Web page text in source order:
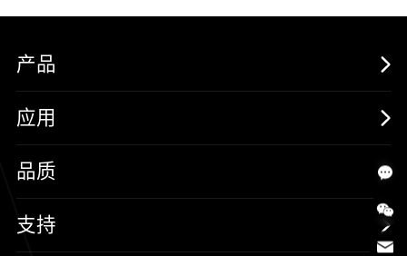
产品
MOSFETs
保护器件
三极管
应用
消费电子
汽车电子
品质
可靠性实验室
支持